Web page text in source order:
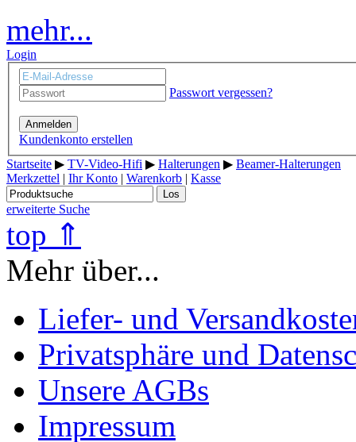
mehr...
Login
Passwort vergessen?
Anmelden
Kundenkonto erstellen
Startseite ▶ TV-Video-Hifi ▶ Halterungen ▶ Beamer-Halterungen
Merkzettel | Ihr Konto | Warenkorb | Kasse
Los
erweiterte Suche
top ⇑
Mehr über...
Liefer- und
Privatsphäre und
Unsere AGBs
Impressum